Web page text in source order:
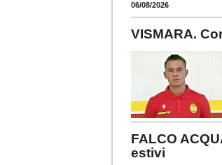
06/08/2026
VISMARA.
FALCO
estivi